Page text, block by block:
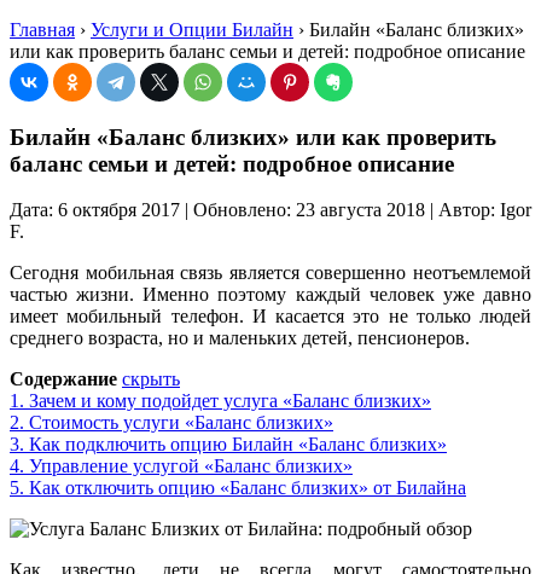
Главная › Услуги и Опции Билайн › Билайн «Баланс близких»
или как проверить баланс семьи и детей: подробное описание
Билайн «Баланс близких» или как проверить
баланс семьи и детей: подробное описание
Дата: 6 октября 2017 | Обновлено: 23 августа 2018 | Автор: Igor
F.
Сегодня мобильная связь является совершенно неотъемлемой
частью жизни. Именно поэтому каждый человек уже давно
имеет мобильный телефон. И касается это не только людей
среднего возраста, но и маленьких детей, пенсионеров.
Содержание скрыть
1. Зачем и кому подойдет услуга «Баланс близких»
2. Стоимость услуги «Баланс близких»
3. Как подключить опцию Билайн «Баланс близких»
4. Управление услугой «Баланс близких»
5. Как отключить опцию «Баланс близких» от Билайна